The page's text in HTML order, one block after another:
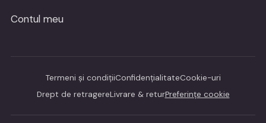
Contul meu
Termeni și condițiiConfidențialitateCookie-uri
Drept de retragereLivrare & returPreferințe cookie